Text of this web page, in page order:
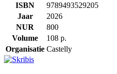
ISBN
9789493529205
Jaar
2026
NUR
800
Volume
108 p.
Organisatie Castelly